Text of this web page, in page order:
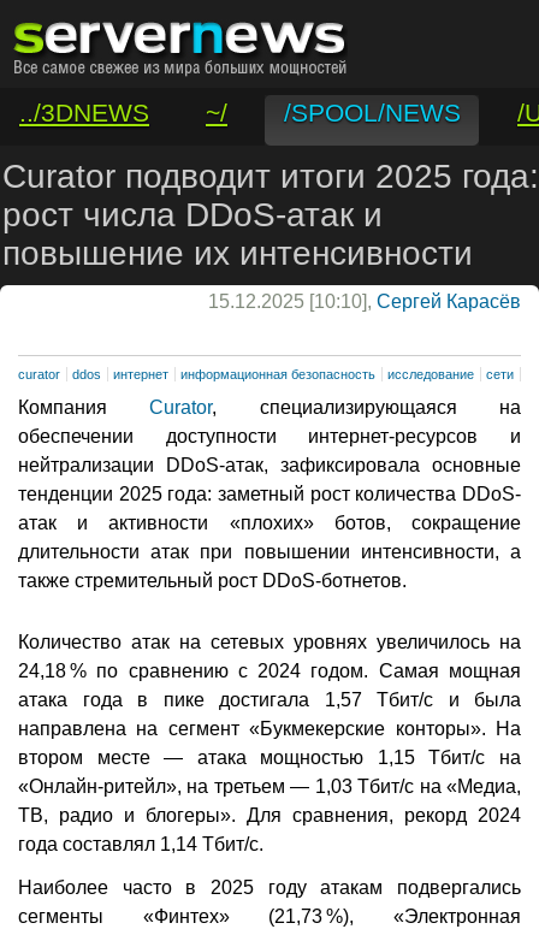
../3DNEWS ~/ /SPOOL/NEWS
/
/VAR/CONTACT
Curator подводит итоги 2025 года:
рост числа DDoS-атак и
повышение их интенсивности
15.12.2025 [10:10], Сергей Карасёв
curator ddos интернет информационная безопасность исследование сети
КомпанияCurator, специализирующаяся на
обеспечении доступности интернет-ресурсов и
нейтрализации DDoS-атак, зафиксировала основные
тенденции 2025 года: заметный рост количества DDoS-
атак и активности «плохих» ботов, сокращение
длительности атак при повышении интенсивности, а
также стремительный рост DDoS-ботнетов.
Количество атак на сетевых уровнях увеличилось на
24,18 % по сравнению с 2024 годом. Самая мощная
атака года в пике достигала 1,57 Тбит/с и была
направлена на сегмент «Букмекерские конторы». На
втором месте — атака мощностью 1,15 Тбит/с на
«Онлайн-ритейл», на третьем — 1,03 Тбит/с на «Медиа,
ТВ, радио и блогеры». Для сравнения, рекорд 2024
года составлял 1,14 Тбит/с.
Наиболее часто в 2025 году атакам подвергались
сегменты «Финтех» (21,73 %), «Электронная